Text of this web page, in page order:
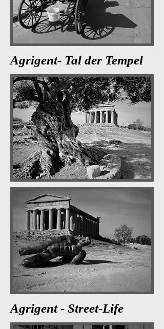
Agrigent- Tal der Tempel
Agrigent - Street-Life